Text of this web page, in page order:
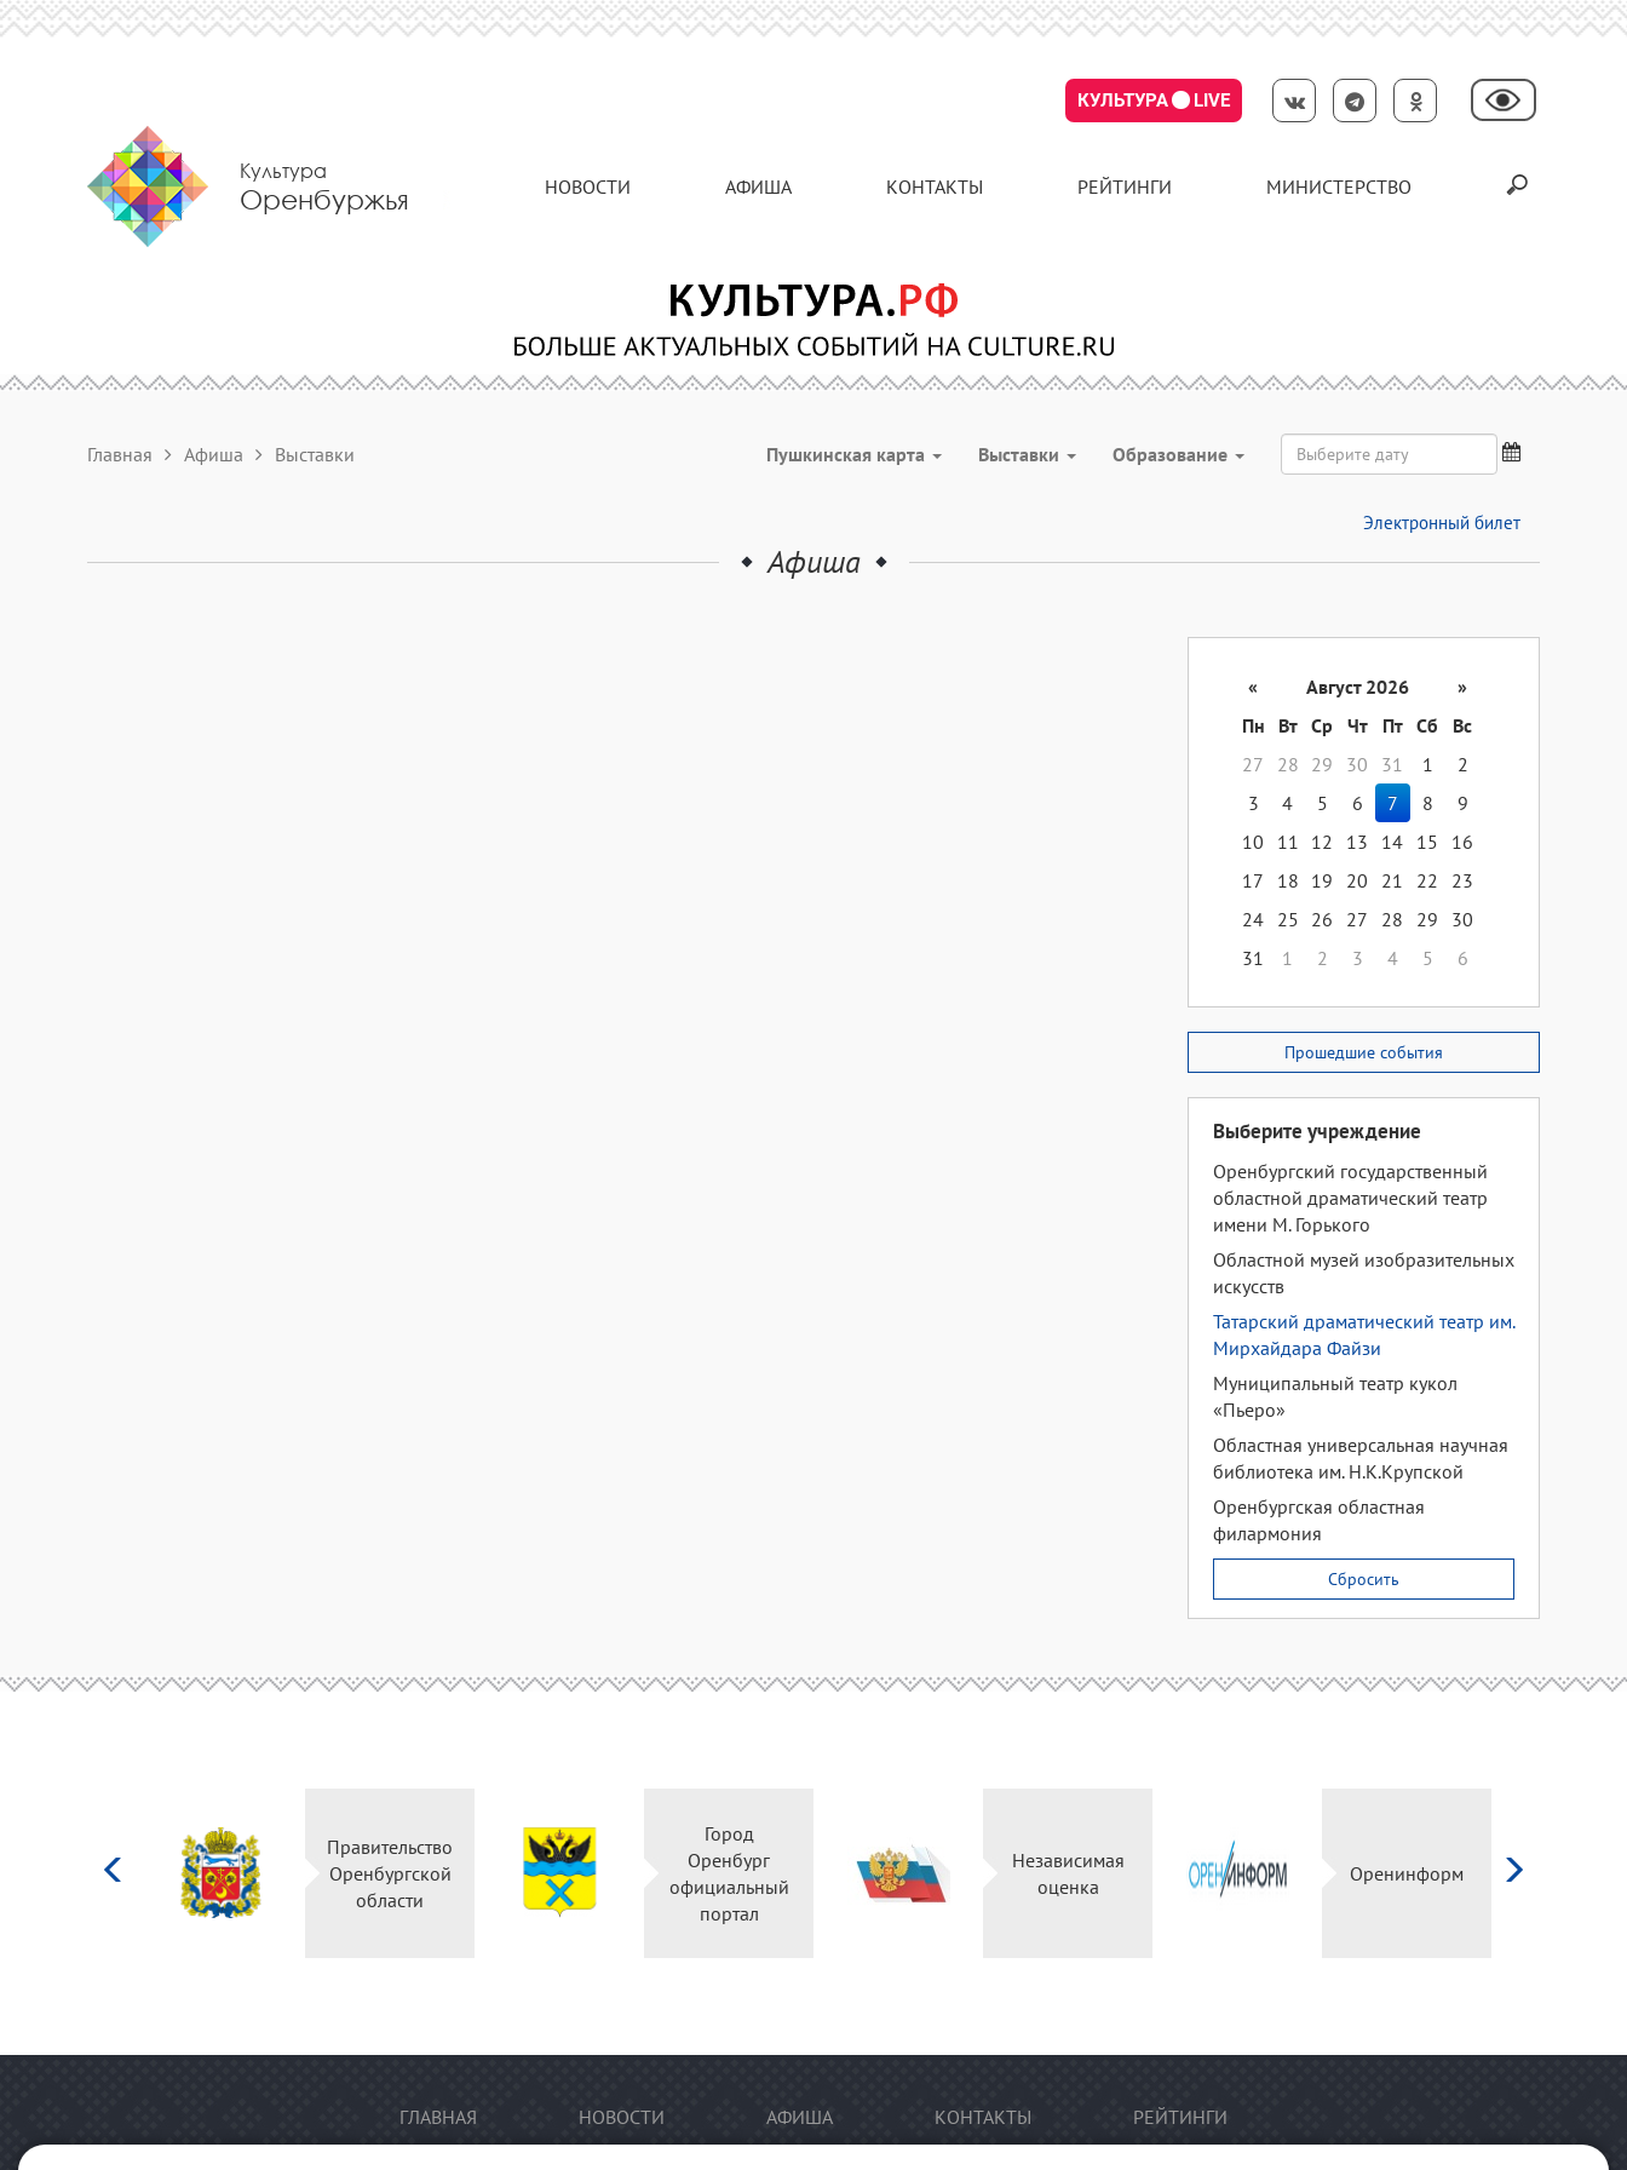
КУЛЬТУРА LIVE
Культура
Оренбуржья НОВОСТИ АФИША КОНТАКТЫ РЕЙТИНГИ МИНИСТЕРСТВО
Главная Афиша Выставки Пушкинская карта Выставки Образование
Электронный билет
Афиша
« Август 2026
»
Пн
Вт Ср Чт Пт Сб
Вс
27
28 29 30 31 1
2
3
4 5 6 7 8
9
10
11 12 13 14 15
16
17
18 19 20 21 22
23
24 25 26 27 28 29
30
31
1 2 3 4 5 6
Прошедшие события
Выберите учреждение
Оренбургский государственный
областной драматический театр
имени М. Горького
Областной музей изобразительных
искусств
Татарский драматический театр им.
Мирхайдара Файзи
Муниципальный театр кукол
«Пьеро»
Областная универсальная научная
библиотека им. Н.К.Крупской
Оренбургская областная
филармония
Сбросить
Правительство
Оренбургской
области
Город
Оренбург
официальный
портал
Независимая
оценка
Оренинформ
ГЛАВНАЯ НОВОСТИ АФИША КОНТАКТЫ РЕЙТИНГИ